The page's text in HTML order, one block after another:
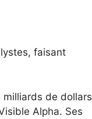
faisant
milliards de dollars
Alpha. Ses